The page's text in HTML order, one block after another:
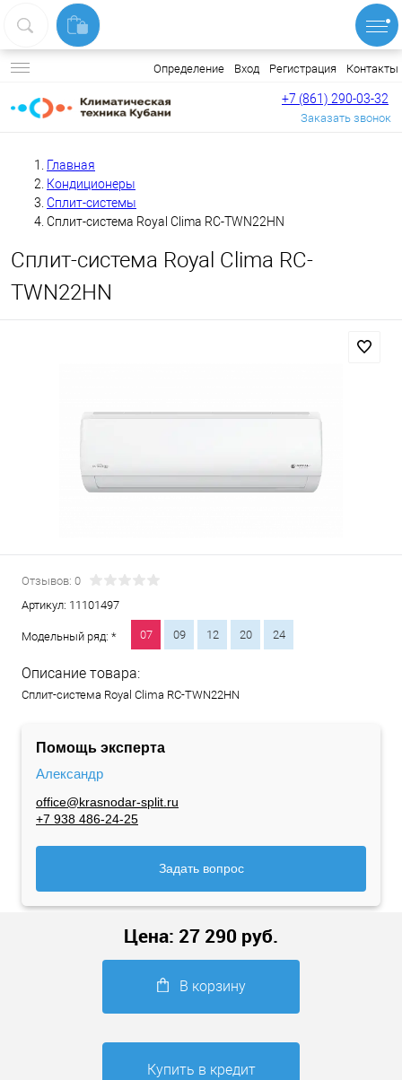
Определение Вход Регистрация Контакты
+7 (861) 290-03-32
Заказать звонок
Главная
Кондиционеры
Сплит-системы
Сплит-система Royal Clima RC-TWN22HN
Сплит-система Royal Clima RC-
TWN22HN
Отзывов: 0
Артикул: 11101497
Модельный ряд: * 07 09 12 20 24
Описание товара:
Сплит-система Royal Clima RC-TWN22HN
Помощь эксперта
Александр
office@krasnodar-split.ru
+7 938 486-24-25
Задать вопрос
Цена: 27 290 руб.
В корзину
Купить в кредит